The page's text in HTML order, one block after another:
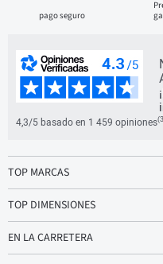
pago seguro
4,3/5 basado en 1 459 opiniones
TOP MARCAS
TOP DIMENSIONES
EN LA CARRETERA